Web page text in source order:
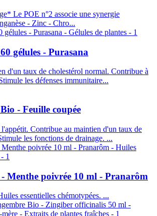
Le POE n°2 associe une synergie
- Zinc - Chro...
gélules - Purasana
d'un taux de cholestérol normal. Contribue à
les défenses immunitaire...
- Feuille coupée
Contribue au maintien d'un taux de
les fonctions de drainage. ...
- Menthe poivrée 10 ml - Pranarôm
essentielles chémotypées. ...